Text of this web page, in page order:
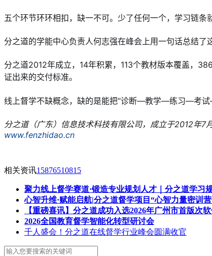
五个环节环环相扣，缺一不可。少了任何一个，学习链条
分之道的学能中心负责人何志强在峰会上用一句话总结
分之道2012年成立，14年积累，113个教材版本覆盖，
证出来的交付标准。
线上督学不缺概念，缺的是能把“诊断—教学—练习—考试
分之道（广东）信息技术科技有限公司，成立于2012年
www.fenzhidao.cn
相关资讯15876510815
聚力线上督学赛道·锻造专业规划人才｜分之道学习
心智升维·赋能启航|分之道督学项目“心智力量密训
【重磅喜讯】分之道成功入选2026年广州市首版次
2026全国教育督学智能化转型研讨会
千人盛会！分之道在线督学行业峰会圆满收官